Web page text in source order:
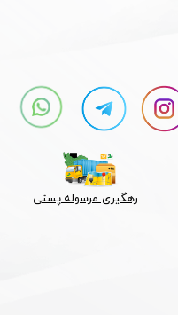
رهگیری مرسوله پستی​​​​​​​